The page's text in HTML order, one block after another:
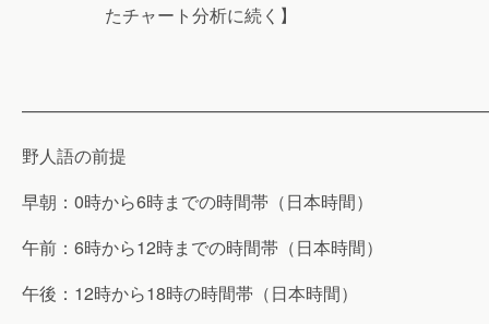
たチャート分析に続く】
野人語の前提
早朝：0時から6時までの時間帯（日本時間）
午前：6時から12時までの時間帯（日本時間）
午後：12時から18時の時間帯（日本時間）